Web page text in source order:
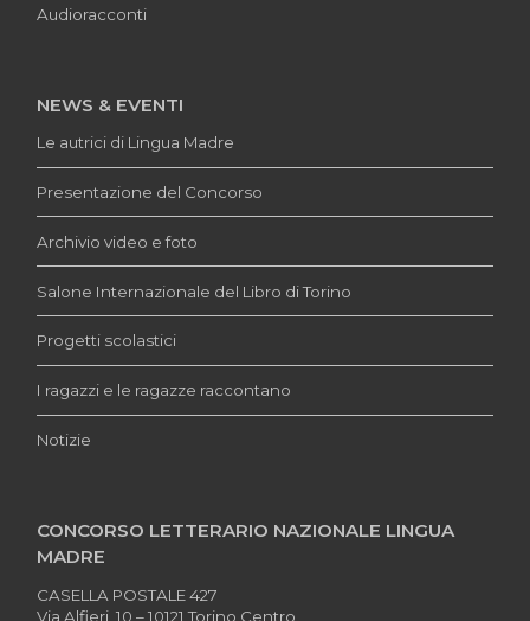
Audioracconti
NEWS & EVENTI
Le autrici di Lingua Madre
Presentazione del Concorso
Archivio video e foto
Salone Internazionale del Libro di Torino
Progetti scolastici
I ragazzi e le ragazze raccontano
Notizie
CONCORSO LETTERARIO NAZIONALE LINGUA
MADRE
CASELLA POSTALE 427
Via Alfieri, 10 – 10121 Torino Centro